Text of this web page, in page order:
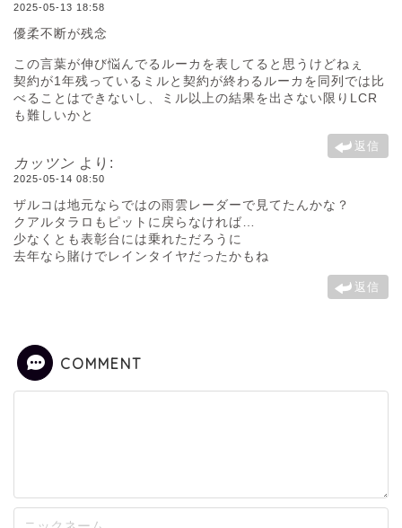
2025-05-13 18:58
優柔不断が残念
この言葉が伸び悩んでるルーカを表してると思うけどねぇ
契約が1年残っているミルと契約が終わるルーカを同列では比
べることはできないし、ミル以上の結果を出さない限りLCR
も難しいかと
返信
カッツン より:
2025-05-14 08:50
ザルコは地元ならではの雨雲レーダーで見てたんかな？
クアルタラロもピットに戻らなければ…
少なくとも表彰台には乗れただろうに
去年なら賭けでレインタイヤだったかもね
返信
COMMENT